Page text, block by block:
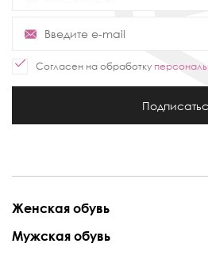
Согласен на обработку
Женская обувь
Мужская обувь